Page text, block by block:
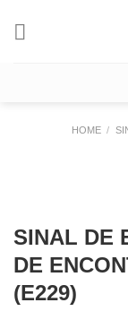
HOME /
SINAL DE
DE
(E229)